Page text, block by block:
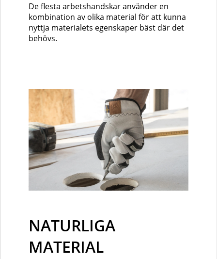
De flesta arbetshandskar använder en
kombination av olika material för att kunna
nyttja materialets egenskaper bäst där det
behövs.
NATURLIGA
MATERIAL